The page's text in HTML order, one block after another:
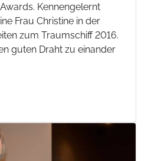
Kennengelernt
Frau Christine in der
zum Traumschiff 2016.
guten Draht zu einander